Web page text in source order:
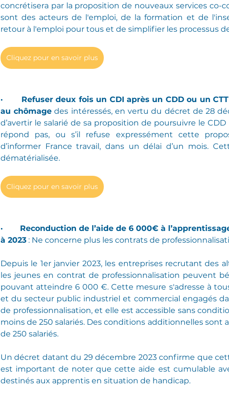
concrétisera par la proposition de nouveaux services co-
sont des acteurs de l'emploi, de la formation et de
retour à l'emploi pour tous et de simplifier les processus
Cliquez pour en savoir plus
·       Refuser deux fois un CDI après un CDD ou un
au chômage des intéressés, en vertu du décret de 28
d’avertir le salarié de sa proposition de poursuivre le
répond pas, ou s’il refuse expressément cette
d’informer France travail, dans un délai d’un mois.
dématérialisée.
Cliquez pour en savoir plus
·       Reconduction de l’aide de 6 000€ à
à 2023 : Ne concerne plus les contrats de
Depuis le 1er janvier 2023, les entreprises recrutant des
les jeunes en contrat de professionnalisation peuvent
pouvant atteindre 6 000 €. Cette mesure s'adresse à
et du secteur public industriel et commercial engagés
de professionnalisation, et elle est accessible sans
moins de 250 salariés. Des conditions additionnelles sont
de 250 salariés.
Un décret datant du 29 décembre 2023 confirme que
est important de noter que cette aide est cumulable
destinés aux apprentis en situation de handicap.